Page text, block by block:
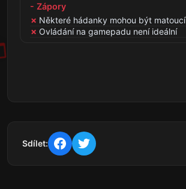
- Zápory
Některé hádanky mohou být matoucí
Ovládání na gamepadu není ideální
Sdílet: